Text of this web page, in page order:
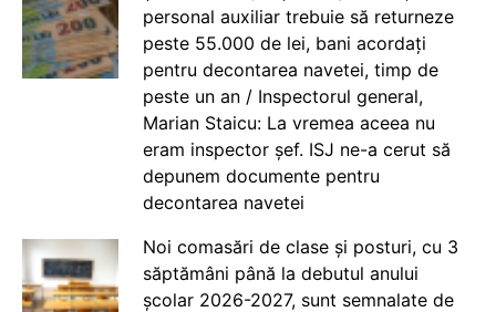
personal auxiliar trebuie să returneze
peste 55.000 de lei, bani acordați
pentru decontarea navetei, timp de
peste un an / Inspectorul general,
Marian Staicu: La vremea aceea nu
eram inspector șef. ISJ ne-a cerut să
depunem documente pentru
decontarea navetei
Noi comasări de clase și posturi, cu 3
săptămâni până la debutul anului
școlar 2026-2027, sunt semnalate de